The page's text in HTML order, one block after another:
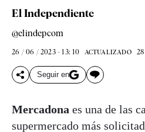
El Independiente
@elindepcom
26 / 06 / 2023 - 13: 10 ACTUALIZADO
Seguir en
Mercadona es una de las
supermercado más